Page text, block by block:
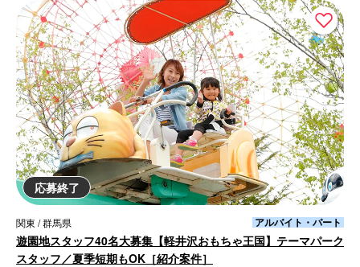
応募終了
関東 / 群馬県 アルバイト・パート
遊園地スタッフ40名大募集【軽井沢おもちゃ王国】テーマパーク
スタッフ／夏季短期もOK［紹介案件］